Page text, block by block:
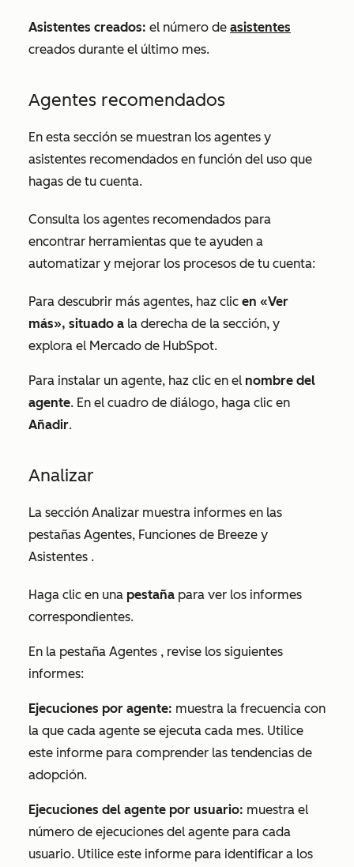
Asistentes creados: el número de asistentes
creados durante el último mes.
Agentes recomendados
En esta sección se muestran los agentes y
asistentes recomendados en función del uso que
hagas de tu cuenta.
Consulta los agentes recomendados para
encontrar herramientas que te ayuden a
automatizar y mejorar los procesos de tu cuenta:
Para descubrir más agentes, haz clic en «Ver
más», situado a la derecha de la sección, y
explora el Mercado de HubSpot.
Para instalar un agente, haz clic en el nombre del
agente. En el cuadro de diálogo, haga clic en
Añadir.
Analizar
La sección Analizar muestra informes en las
pestañas Agentes, Funciones de Breeze y
Asistentes .
Haga clic en una pestaña para ver los informes
correspondientes.
En la pestaña Agentes , revise los siguientes
informes:
Ejecuciones por agente: muestra la frecuencia con
la que cada agente se ejecuta cada mes. Utilice
este informe para comprender las tendencias de
adopción.
Ejecuciones del agente por usuario: muestra el
número de ejecuciones del agente para cada
usuario. Utilice este informe para identificar a los